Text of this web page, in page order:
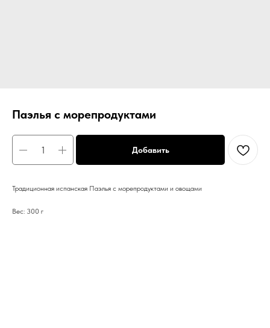
Паэлья с морепродуктами
Добавить
Традиционная испанская Паэлья с морепродуктами и овощами
Вес: 300 г